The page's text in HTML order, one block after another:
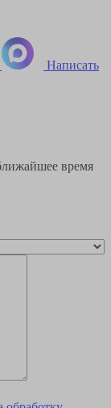
Написать
время